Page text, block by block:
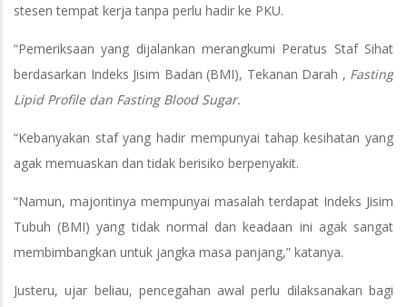
stesen tempat kerja tanpa perlu hadir ke PKU.
“Pemeriksaan yang dijalankan merangkumi Peratus Staf Sihat
berdasarkan Indeks Jisim Badan (BMI), Tekanan Darah , Fasting
Lipid Profile dan Fasting Blood Sugar.
“Kebanyakan staf yang hadir mempunyai tahap kesihatan yang
agak memuaskan dan tidak berisiko berpenyakit.
“Namun, majoritinya mempunyai masalah terdapat Indeks Jisim
Tubuh (BMI) yang tidak normal dan keadaan ini agak sangat
membimbangkan untuk jangka masa panjang,” katanya.
Justeru, ujar beliau, pencegahan awal perlu dilaksanakan bagi